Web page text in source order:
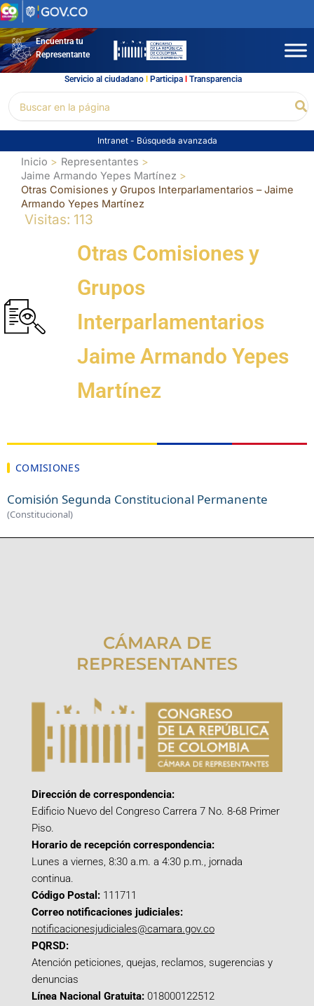
Ir
al
contenidoEncuentra tu
Representante
Servicio al ciudadano l Participal Transparencia
por:
Intranet - Búsqueda avanzada
Inicio
Representantes
Jaime Armando Yepes Martínez
Otras Comisiones y Grupos Interparlamentarios – Jaime
Armando Yepes Martínez
Visitas: 113
Otras Comisiones y
Grupos
Interparlamentarios
Jaime Armando Yepes
Martínez
COMISIONES
Comisión Segunda Constitucional Permanente
(Constitucional)
CÁMARA DE
REPRESENTANTES
Dirección de correspondencia:
Edificio Nuevo del Congreso Carrera 7 No. 8-68 Primer
Piso.
Horario de recepción correspondencia:
Lunes a viernes, 8:30 a.m. a 4:30 p.m., jornada
continua.
Código Postal: 111711
Correo notificaciones judiciales:
notificacionesjudiciales@camara.gov.co
PQRSD:
Atención peticiones, quejas, reclamos, sugerencias y
denuncias
Línea Nacional Gratuita: 018000122512